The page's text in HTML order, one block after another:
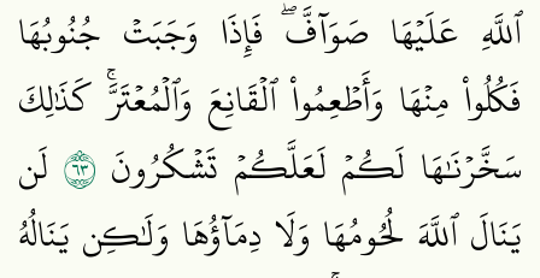
ٱللَّهِ عَلَيۡهَا صَوَآفَّۖ فَإِذَا وَجَبَتۡ جُنُوبُهَا
فَكُلُواْ مِنۡهَا وَأَطۡعِمُواْ ٱلۡقَانِعَ وَٱلۡمُعۡتَرَّۚ كَذَٰلِكَ
سَخَّرۡنَٰهَا لَكُمۡ لَعَلَّكُمۡ تَشۡكُرُونَ ٣٦ لَن
يَنَالَ ٱللَّهَ لُحُومُهَا وَلَا دِمَآؤُهَا وَلَٰكِن يَنَالُهُ